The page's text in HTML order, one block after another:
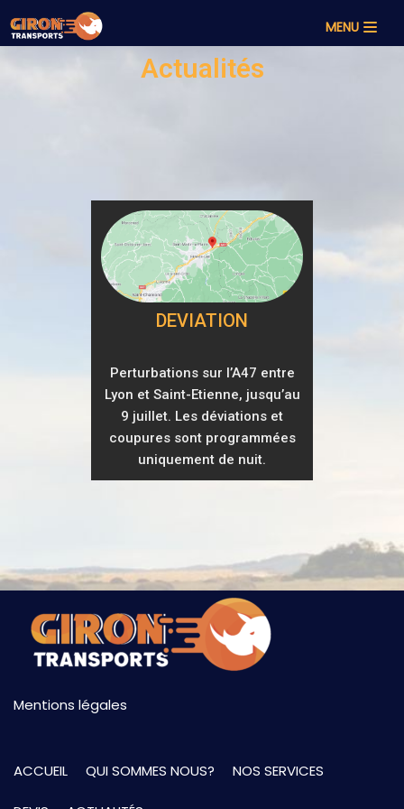
Aller
MENU
Actualités
DEVIATION
Perturbations sur l’A47 entre
Lyon et Saint-Etienne, jusqu’au
9 juillet. Les déviations et
coupures sont programmées
uniquement de nuit.
Mentions légales
ACCUEIL QUI SOMMES NOUS? NOS SERVICES